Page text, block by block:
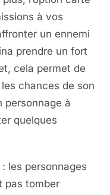
à vos
un ennemi
prendre un fort
cela permet de
chances de son
personnage à
quelques
les personnages
pas tomber